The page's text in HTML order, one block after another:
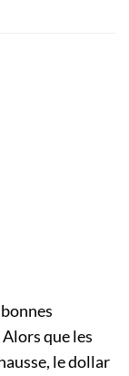
que les
le dollar